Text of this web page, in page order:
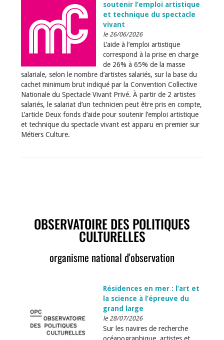
soutenir l’emploi artistique
et technique du spectacle
vivant
le 26/06/2026
L’aide à l’emploi artistique
correspond à la prise en charge
de 26% à 65% de la masse
salariale, selon le nombre d’artistes salariés, sur la base du
cachet minimum brut indiqué par la Convention Collective
Nationale du Spectacle Vivant Privé. À partir de 2 artistes
salariés, le salariat d’un technicien peut être pris en compte,
L’article Deux fonds d’aide pour soutenir l’emploi artistique
et technique du spectacle vivant est apparu en premier sur
Métiers Culture.
OBSERVATOIRE DES POLITIQUES
CULTURELLES
organisme national d'observation
Résidences en mer : l’art et
la science à l’épreuve du
grand large
le 28/07/2026
Sur les navires de recherche